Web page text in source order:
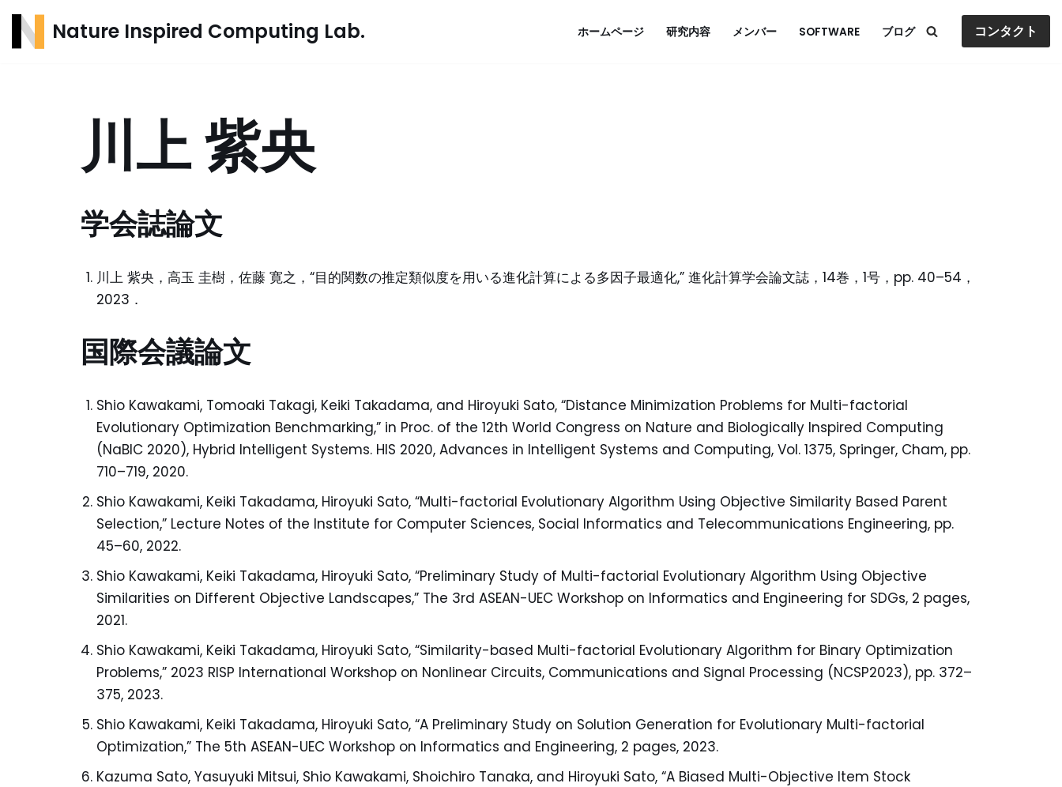
コ
Nature Inspired Computing Lab. ホームページ 研究内容 メンバー SOFTWARE ブログ コンタクト
川上 紫央
学会誌論文
川上 紫央，高玉 圭樹，佐藤 寛之，“目的関数の推定類似度を用いる進化計算による多因子最適化,” 進化計算学会論文誌，14巻，1号，pp. 40–54，
2023．
国際会議論文
Shio Kawakami, Tomoaki Takagi, Keiki Takadama, and Hiroyuki Sato, “Distance Minimization Problems for Multi-factorial
Evolutionary Optimization Benchmarking,” in Proc. of the 12th World Congress on Nature and Biologically Inspired Computing
(NaBIC 2020), Hybrid Intelligent Systems. HIS 2020, Advances in Intelligent Systems and Computing, Vol. 1375, Springer, Cham, pp.
710–719, 2020.
Shio Kawakami, Keiki Takadama, Hiroyuki Sato, “Multi-factorial Evolutionary Algorithm Using Objective Similarity Based Parent
Selection,” Lecture Notes of the Institute for Computer Sciences, Social Informatics and Telecommunications Engineering, pp.
45–60, 2022.
Shio Kawakami, Keiki Takadama, Hiroyuki Sato, “Preliminary Study of Multi-factorial Evolutionary Algorithm Using Objective
Similarities on Different Objective Landscapes,” The 3rd ASEAN-UEC Workshop on Informatics and Engineering for SDGs, 2 pages,
2021.
Shio Kawakami, Keiki Takadama, Hiroyuki Sato, “Similarity-based Multi-factorial Evolutionary Algorithm for Binary Optimization
Problems,” 2023 RISP International Workshop on Nonlinear Circuits, Communications and Signal Processing (NCSP2023), pp. 372–
375, 2023.
Shio Kawakami, Keiki Takadama, Hiroyuki Sato, “A Preliminary Study on Solution Generation for Evolutionary Multi-factorial
Optimization,” The 5th ASEAN-UEC Workshop on Informatics and Engineering, 2 pages, 2023.
Kazuma Sato, Yasuyuki Mitsui, Shio Kawakami, Shoichiro Tanaka, and Hiroyuki Sato, “A Biased Multi-Objective Item Stock